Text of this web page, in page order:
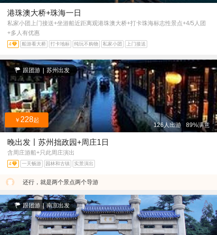
港珠澳大桥+珠海一日
私家小团上门接送+坐游船近距离观港珠澳大桥+打卡珠海标志性景点+4/5人团
+多人有优惠
4 船游看大桥 打卡地标 纯玩不购物 私家小团 上门接送
126人出游 89%满意
跟团游 | 苏州出发
￥ 228起
晚出发丨苏州拙政园+周庄1日
含周庄游船+只此周庄演出
4 一天畅游 园林和古镇 实景演出
还行，就是两个景点两个导游
跟团游 | 南京出发